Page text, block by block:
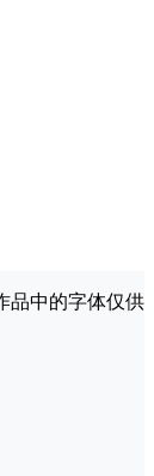
品中的字体仅供